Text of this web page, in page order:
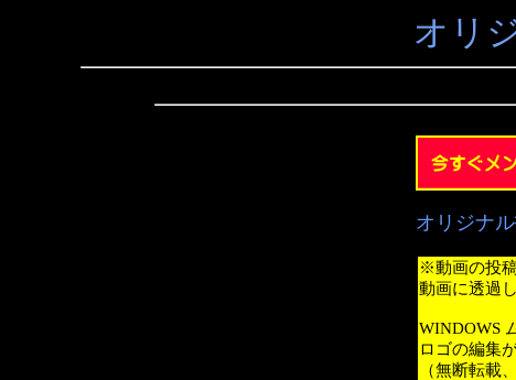
オリ
オリジナ
※動画の投
動画に透過
WINDOWS
ロゴの編集
（無断転載